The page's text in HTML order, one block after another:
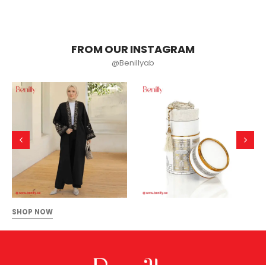
FROM OUR INSTAGRAM
@Benillyab
SHOP NOW